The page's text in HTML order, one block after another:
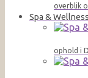
overblik
Spa &
ophold i